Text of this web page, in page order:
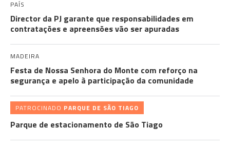
PAÍS
Director da PJ garante que responsabilidades em
contratações e apreensões vão ser apuradas
MADEIRA
Festa de Nossa Senhora do Monte com reforço na
segurança e apelo à participação da comunidade
PATROCINADO PARQUE DE SÃO TIAGO
Parque de estacionamento de São Tiago